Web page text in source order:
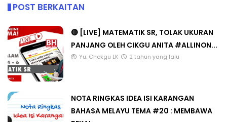
POST BERKAITAN
🔴 [LIVE] MATEMATIK SR, TOLAK UKURAN
PANJANG OLEH CIKGU ANITA #ALLINON...
Yu. Chekgu LK 2 tahun yang lalu
NOTA RINGKAS IDEA ISI KARANGAN
BAHASA MELAYU TEMA #20 : MEMBAWA